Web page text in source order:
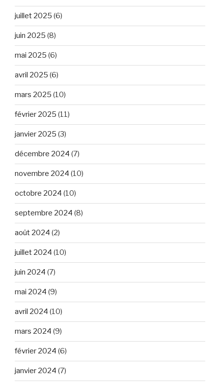
juillet 2025 (6)
juin 2025 (8)
mai 2025 (6)
avril 2025 (6)
mars 2025 (10)
février 2025 (11)
janvier 2025 (3)
décembre 2024 (7)
novembre 2024 (10)
octobre 2024 (10)
septembre 2024 (8)
août 2024 (2)
juillet 2024 (10)
juin 2024 (7)
mai 2024 (9)
avril 2024 (10)
mars 2024 (9)
février 2024 (6)
janvier 2024 (7)